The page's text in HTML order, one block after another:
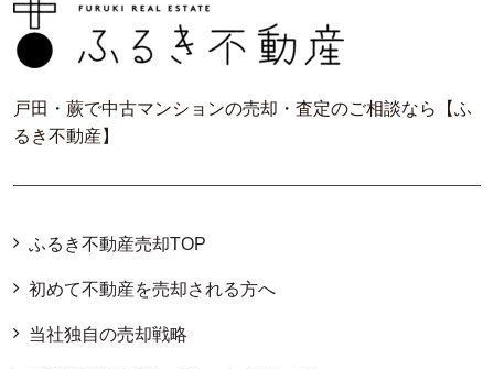
戸田・蕨で中古マンションの売却・査定のご相談なら【ふ
るき不動産】
ふるき不動産売却TOP
初めて不動産を売却される方へ
当社独自の売却戦略